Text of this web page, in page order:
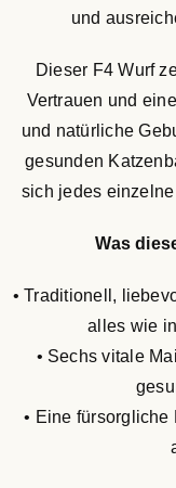
und
Dieser F4 Wurf
Vertrauen und
und natürliche
gesunden
sich jedes
Was
• Traditionell,
alles wie
• Sechs vitale
• Eine